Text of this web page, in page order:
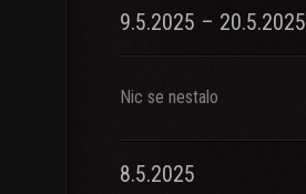
9.5.2025 – 20.5.2025
Nic se nestalo
8.5.2025